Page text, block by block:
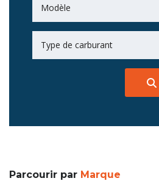
Modèle
Type de carburant
Parcourir par Marque